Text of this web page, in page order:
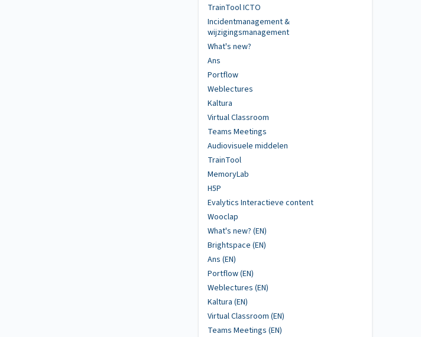
TrainTool ICTO
Incidentmanagement &
wijzigingsmanagement
What's new?
Ans
Portflow
Weblectures
Kaltura
Virtual Classroom
Teams Meetings
Audiovisuele middelen
TrainTool
MemoryLab
H5P
Evalytics Interactieve content
Wooclap
What's new? (EN)
Brightspace (EN)
Ans (EN)
Portflow (EN)
Weblectures (EN)
Kaltura (EN)
Virtual Classroom (EN)
Teams Meetings (EN)